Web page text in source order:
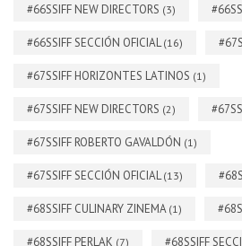
#66SSIFF NEW DIRECTORS (3)
#66SSIFF SECCIÓN OFICIAL(16)
#67SSIFF HORIZONTES LATINOS (1)
#67SSIFF NEW DIRECTORS (2)
#67SSIFF ROBERTO GAVALDÓN (1)
#67SSIFF SECCIÓN OFICIAL(13)
#68SSIFF CULINARY ZINEMA (1)
#68SSIFF PERLAK (7) #68SSIFF